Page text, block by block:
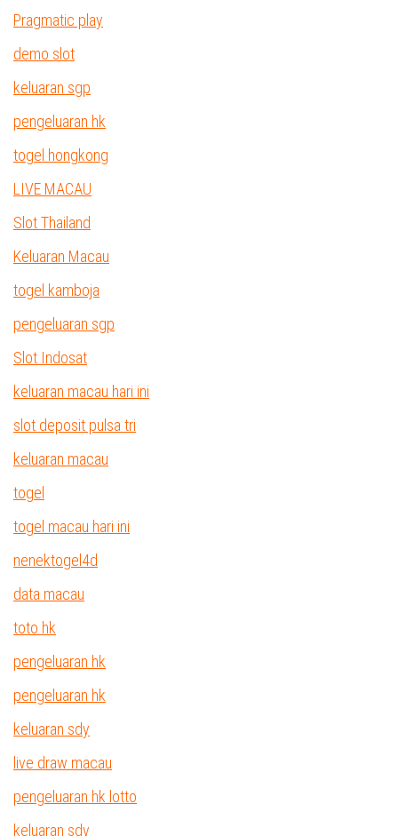
Pragmatic play
demo slot
keluaran sgp
pengeluaran hk
togel hongkong
LIVE MACAU
Slot Thailand
Keluaran Macau
togel kamboja
pengeluaran sgp
Slot Indosat
keluaran macau hari ini
slot deposit pulsa tri
keluaran macau
togel
togel macau hari ini
nenektogel4d
data macau
toto hk
pengeluaran hk
pengeluaran hk
keluaran sdy
live draw macau
pengeluaran hk lotto
keluaran sdy